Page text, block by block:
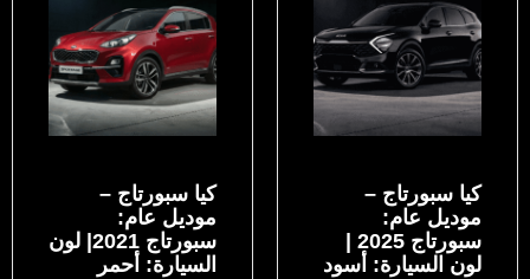
كيا سبورتاج –
موديل عام:
لون السيارة: أسود
كيا سبورتاج –
موديل عام:
سبورتاج 2021| لون
السيارة: أحمر